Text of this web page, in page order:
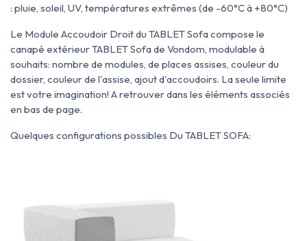
: pluie, soleil, UV, températures extrêmes (de -60°C à +80°C)
Le Module Accoudoir Droit du TABLET Sofa compose le
canapé extérieur TABLET Sofa de Vondom, modulable à
souhaits: nombre de modules, de places assises, couleur du
dossier, couleur de l'assise, ajout d'accoudoirs. La seule limite
est votre imagination! A retrouver dans les éléments associés
en bas de page.
Quelques configurations possibles Du TABLET SOFA: